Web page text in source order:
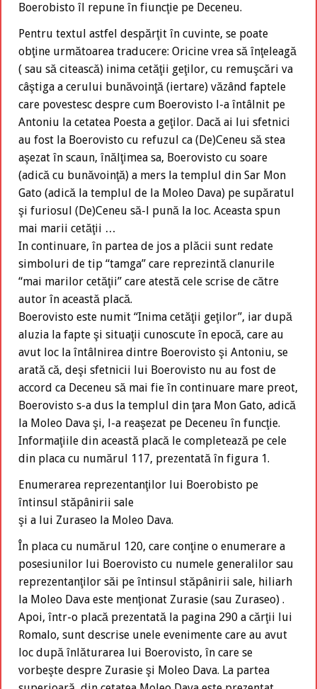
Boerobisto îl repune în fiuncţie pe Deceneu.
Pentru textul astfel despărţit în cuvinte, se poate
obţine următoarea traducere: Oricine vrea să înţeleagă
( sau să citească) inima cetăţii geţilor, cu remuşcări va
câştiga a cerului bunăvoinţă (iertare) văzând faptele
care povestesc despre cum Boerovisto l-a întâlnit pe
Antoniu la cetatea Poesta a geţilor. Dacă ai lui sfetnici
au fost la Boerovisto cu refuzul ca (De)Ceneu să stea
aşezat în scaun, înălţimea sa, Boerovisto cu soare
(adică cu bunăvoinţă) a mers la templul din Sar Mon
Gato (adică la templul de la Moleo Dava) pe supăratul
şi furiosul (De)Ceneu să-l pună la loc. Aceasta spun
mai marii cetăţii …
In continuare, în partea de jos a plăcii sunt redate
simboluri de tip “tamga” care reprezintă clanurile
“mai marilor cetăţii” care atestă cele scrise de către
autor în această placă.
Boerovisto este numit “Inima cetăţii geţilor”, iar după
aluzia la fapte şi situaţii cunoscute în epocă, care au
avut loc la întâlnirea dintre Boerovisto şi Antoniu, se
arată că, deşi sfetnicii lui Boerovisto nu au fost de
accord ca Deceneu să mai fie în continuare mare preot,
Boerovisto s-a dus la templul din ţara Mon Gato, adică
la Moleo Dava şi, l-a reaşezat pe Deceneu în funcţie.
Informaţiile din această placă le completează pe cele
din placa cu numărul 117, prezentată în figura 1.
Enumerarea reprezentanţilor lui Boerobisto pe
întinsul stăpânirii sale
şi a lui Zuraseo la Moleo Dava.
În placa cu numărul 120, care conţine o enumerare a
posesiunilor lui Boerovisto cu numele generalilor sau
reprezentanţilor săi pe întinsul stăpânirii sale, hiliarh
la Moleo Dava este menţionat Zurasie (sau Zuraseo) .
Apoi, într-o placă prezentată la pagina 290 a cărţii lui
Romalo, sunt descrise unele evenimente care au avut
loc după înlăturarea lui Boerovisto, în care se
vorbeşte despre Zurasie şi Moleo Dava. La partea